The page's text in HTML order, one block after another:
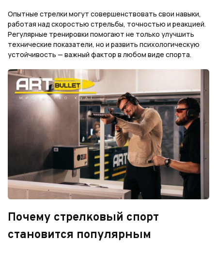
Опытные стрелки могут совершенствовать свои навыки,
работая над скоростью стрельбы, точностью и реакцией.
Регулярные тренировки помогают не только улучшить
технические показатели, но и развить психологическую
устойчивость — важный фактор в любом виде спорта.
Почему стрелковый спорт
становится популярным